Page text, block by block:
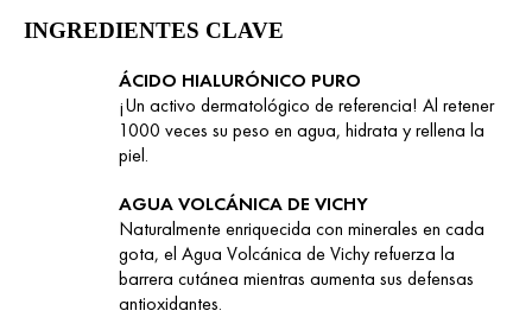
INGREDIENTES CLAVE
ÁCIDO HIALURÓNICO PURO
¡Un activo dermatológico de referencia! Al retener
1000 veces su peso en agua, hidrata y rellena la
piel. ​
AGUA VOLCÁNICA DE VICHY
Naturalmente enriquecida con minerales en cada
gota, el Agua Volcánica de Vichy refuerza la
barrera cutánea mientras aumenta sus defensas
antioxidantes.